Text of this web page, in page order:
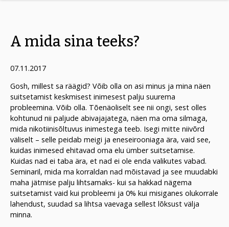
A mida sina teeks?
07.11.2017
Gosh, millest sa räägid? Võib olla on asi minus ja mina näen
suitsetamist keskmisest inimesest palju suurema
probleemina. Võib olla. Tõenäoliselt see nii ongi, sest olles
kohtunud nii paljude abivajajatega, näen ma oma silmaga,
mida nikotiinisõltuvus inimestega teeb. Isegi mitte niivõrd
väliselt – selle peidab meigi ja eneseirooniaga ära, vaid see,
kuidas inimesed ehitavad oma elu ümber suitsetamise.
Kuidas nad ei taba ära, et nad ei ole enda valikutes vabad.
Seminaril, mida ma korraldan nad mõistavad ja see muudabki
maha jätmise palju lihtsamaks- kui sa hakkad nägema
suitsetamist vaid kui probleemi ja 0% kui misiganes olukorrale
lahendust, suudad sa lihtsa vaevaga sellest lõksust välja
minna.